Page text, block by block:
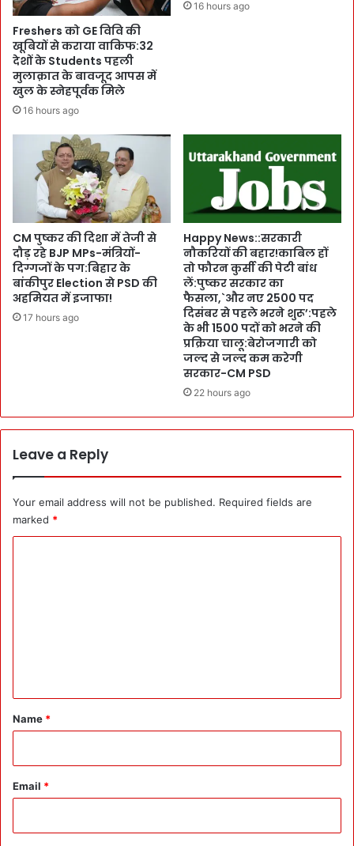
या
ब
च
प
न
की
या
दों
स
र
का
र
की
प
र
ह
प
मु
ख्य
मं
सा
फ
:
H
M
अ
मि
शा
के
बा
द
बो
ले
C
भें
की
री
शॉ
ल
Freshers को GE विवि की
खूबियों से कराया वाकिफ:32
देशों के Students पहली
मुलाक़ात के बावजूद आपस में
खुल के स्नेहपूर्वक मिले
16 hours ago
16 hours ago
CM पुष्कर की दिशा में तेजी से
दौड़ रहे BJP MPs-मंत्रियों-
दिग्गजों के पग:बिहार के
बांकीपुर Election से PSD की
अहमियत में इजाफा!
17 hours ago
Happy News::सरकारी
नौकरियों की बहार!काबिल हों
तो फौरन कुर्सी की पेटी बांध
लें:पुष्कर सरकार का
फैसला,`और नए 2500 पद
दिसंबर से पहले भरने शुरू’:पहले
के भी 1500 पदों को भरने की
प्रक्रिया चालू:बेरोजगारी को
जल्द से जल्द कम करेगी
सरकार-CM PSD
22 hours ago
Leave a Reply
Your email address will not be published. Required fields are
marked *
*
Name *
Email *